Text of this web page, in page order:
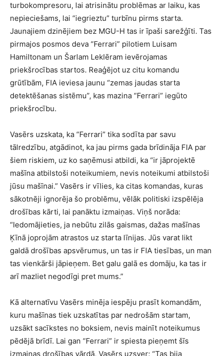
turbokompresoru, lai atrisinātu problēmas ar laiku, kas
nepieciešams, lai “iegrieztu” turbīnu pirms starta.
Jaunajiem dzinējiem bez MGU-H tas ir īpaši sarežģīti. Tas
pirmajos posmos deva “Ferrari” pilotiem Luisam
Hamiltonam un Šarlam Leklēram ievērojamas
priekšrocības startos. Reaģējot uz citu komandu
grūtībām, FIA ieviesa jaunu “zemas jaudas starta
detektēšanas sistēmu”, kas mazina “Ferrari” iegūto
priekšrocību.
Vasērs uzskata, ka “Ferrari” tika sodīta par savu
tālredzību, atgādinot, ka jau pirms gada brīdināja FIA par
šiem riskiem, uz ko saņēmusi atbildi, ka “ir jāprojektē
mašīna atbilstoši noteikumiem, nevis noteikumi atbilstoši
jūsu mašīnai.” Vasērs ir vīlies, ka citas komandas, kuras
sākotnēji ignorēja šo problēmu, vēlāk politiski izspēlēja
drošības kārti, lai panāktu izmaiņas. Viņš norāda:
“Iedomājieties, ja nebūtu zilās gaismas, dažas mašīnas
Ķīnā joprojām atrastos uz starta līnijas. Jūs varat likt
galdā drošības apsvērumus, un tas ir FIA tiesības, un man
tas vienkārši jāpieņem. Bet galu galā es domāju, ka tas ir
arī mazliet negodīgi pret mums.”
Kā alternatīvu Vasērs minēja iespēju prasīt komandām,
kuru mašīnas tiek uzskatītas par nedrošām startam,
uzsākt sacīkstes no boksiem, nevis mainīt noteikumus
pēdējā brīdī. Lai gan “Ferrari” ir spiesta pieņemt šīs
izmaiņas drošības vārdā, Vasērs uzsver: “Tas bija